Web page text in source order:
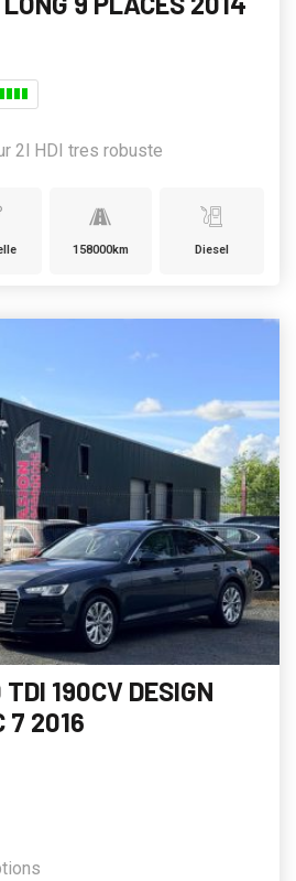
2l HDI tres robuste
158000km Diesel
190CV DESIGN
7 2016